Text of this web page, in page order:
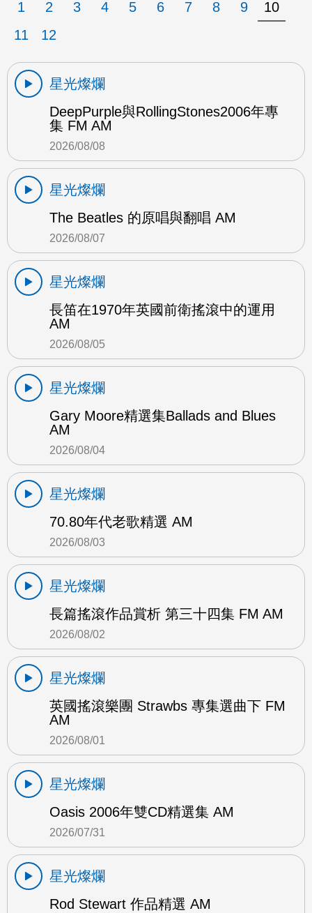
1 2 3 4 5 6 7 8 9
10
11
12
星光燦爛
DeepPurple與RollingStones2006年專
集 FM AM
2026/08/08
星光燦爛
The Beatles 的原唱與翻唱 AM
2026/08/07
星光燦爛
長笛在1970年英國前衛搖滾中的運用
AM
2026/08/05
星光燦爛
Gary Moore精選集Ballads and Blues
AM
2026/08/04
星光燦爛
70.80年代老歌精選 AM
2026/08/03
星光燦爛
長篇搖滾作品賞析 第三十四集 FM AM
2026/08/02
星光燦爛
英國搖滾樂團 Strawbs 專集選曲下 FM
AM
2026/08/01
星光燦爛
Oasis 2006年雙CD精選集 AM
2026/07/31
星光燦爛
Rod Stewart 作品精選 AM